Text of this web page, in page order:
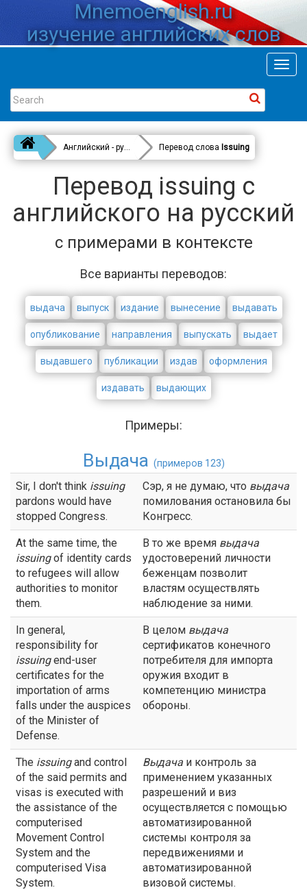
Mnemoenglish.ru
изучение английских слов
Английский - русский Перевод слова Issuing
Перевод issuing с
английского на русский
с примерами в контексте
Все варианты переводов:
выдача выпуск издание вынесение выдавать
опубликование направления выпускать выдает
выдавшего публикации издав оформления
издавать выдающих
Примеры:
Выдача (примеров 123)
Sir, I don't think issuing
pardons would have
stopped Congress.
Сэр, я не думаю, что выдача
помилования остановила бы
Конгресс.
At the same time, the
issuingof identity cards
to refugees will allow
authorities to monitor
them.
В то же время выдача
удостоверений личности
беженцам позволит
властям осуществлять
наблюдение за ними.
In general,
responsibility for
issuingend-user
certificates for the
importation of arms
falls under the auspices
of the Minister of
Defense.
В целом выдача
сертификатов конечного
потребителя для импорта
оружия входит в
компетенцию министра
обороны.
The issuingand control
of the said permits and
visas is executed with
the assistance of the
computerised
Movement Control
System and the
computerised Visa
System.
Выдача и контроль за
применением указанных
разрешений и виз
осуществляется с помощью
автоматизированной
системы контроля за
передвижениями и
автоматизированной
визовой системы.